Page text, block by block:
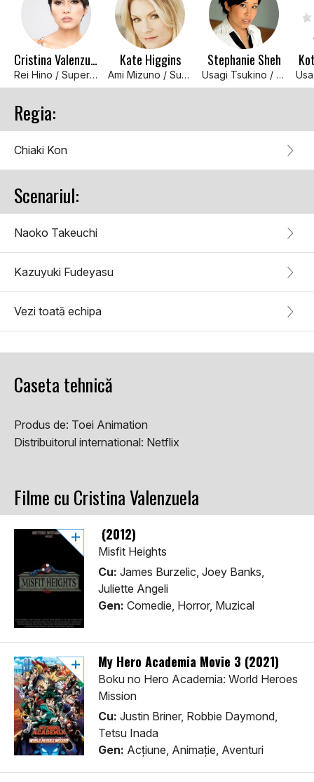
Cristina Valenzuela
Rei Hino / Super Sailor Mars (voce)
Kate Higgins
Ami Mizuno / Super Sailor Mercury (voce)
Stephanie Sheh
Usagi Tsukino / Super Sailor Moon (voce)
Regia:
Chiaki Kon
Scenariul:
Naoko Takeuchi
Kazuyuki Fudeyasu
Vezi toată echipa
Caseta tehnică
Produs de: Toei Animation
Distribuitorul international: Netflix
Filme cu Cristina Valenzuela
(2012)
Misfit Heights
Cu: James Burzelic, Joey Banks,
Juliette Angeli
Gen: Comedie, Horror, Muzical
My Hero Academia Movie 3 (2021)
Boku no Hero Academia: World Heroes
Mission
Cu: Justin Briner, Robbie Daymond,
Tetsu Inada
Gen: Acţiune, Animaţie, Aventuri